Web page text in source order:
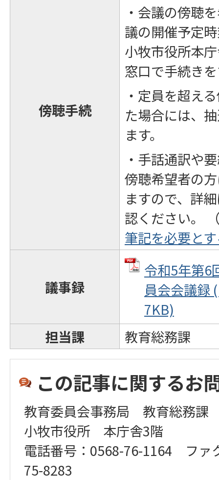
傍聴手続
・会議の傍聴
議の開催予定
小牧市役所本
窓口で手続き
・定員を超え
た場合には、
ます。
・手話通訳や
傍聴希望者の
ますので、詳
認ください。
筆記を必要と
議事録
令和5年第6
員会会議録
7KB)
担当課
教育総務課
この記事に関するお
教育委員会事務局 教育総務
小牧市役所 本庁舎3階
電話番号：0568-76-1164 ファ
75-8283